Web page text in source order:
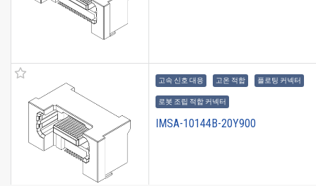
고속 신호 대응 고온 적합 플로팅 커넥터
로봇 조립 적합 커넥터
IMSA-10144B-20Y900